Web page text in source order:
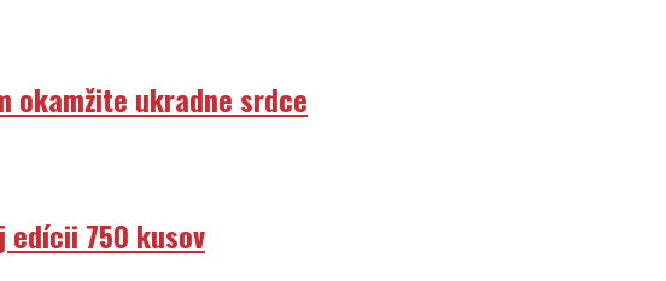
okamžite ukradne srdce
edícii 750 kusov